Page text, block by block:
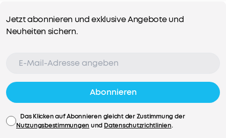
Jetzt abonnieren und exklusive Angebote und
Neuheiten sichern.
Abonnieren
Das Klicken auf Abonnieren gleicht der Zustimmung der
Nutzungsbestimmungen und Datenschutzrichtlinien.